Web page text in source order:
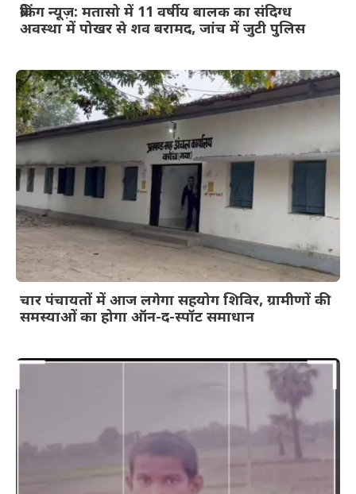
ब्रेकिंग न्यूज़: मतासो में 11 वर्षीय बालक का संदिग्ध
अवस्था में पोखर से शव बरामद, जांच में जुटी पुलिस
चार पंचायतों में आज लगेगा सहयोग शिविर, ग्रामीणों की
समस्याओं का होगा ऑन-द-स्पॉट समाधान